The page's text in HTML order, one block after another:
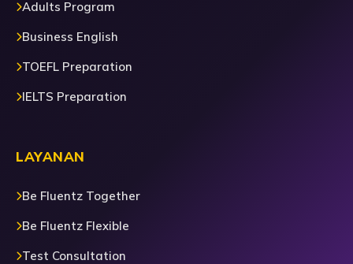
Adults Program
Business English
TOEFL Preparation
IELTS Preparation
LAYANAN
Be Fluentz Together
Be Fluentz Flexible
Test Consultation